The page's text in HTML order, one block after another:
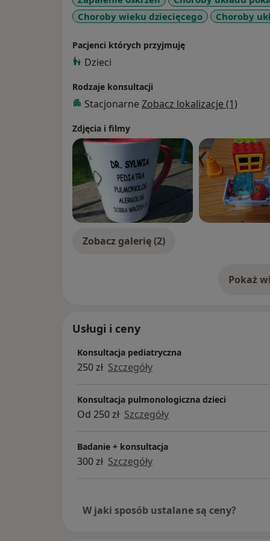
Choroby wieku dziecięcego
Choroby
Pacjenci których przyjmuję
Dzieci
Rodzaje konsultacji
Stacjonarne Zobacz lokalizacje (1)
Zdjęcia i filmy
Zobacz galerię (2)
Pokaż o
Usługi i ceny
Konsultacja pediatryczna
250 zł Szczegóły
Konsultacja pulmonologiczna dzieci
Od 250 zł Szczegóły
Badanie + konsultacja
300 zł Szczegóły
W jaki sposób ustalane są ceny?